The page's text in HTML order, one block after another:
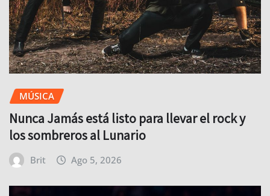
MÚSICA
Nunca Jamás está listo para llevar el rock y
los sombreros al Lunario
Brit Ago 5, 2026